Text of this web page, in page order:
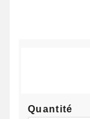
Quantité